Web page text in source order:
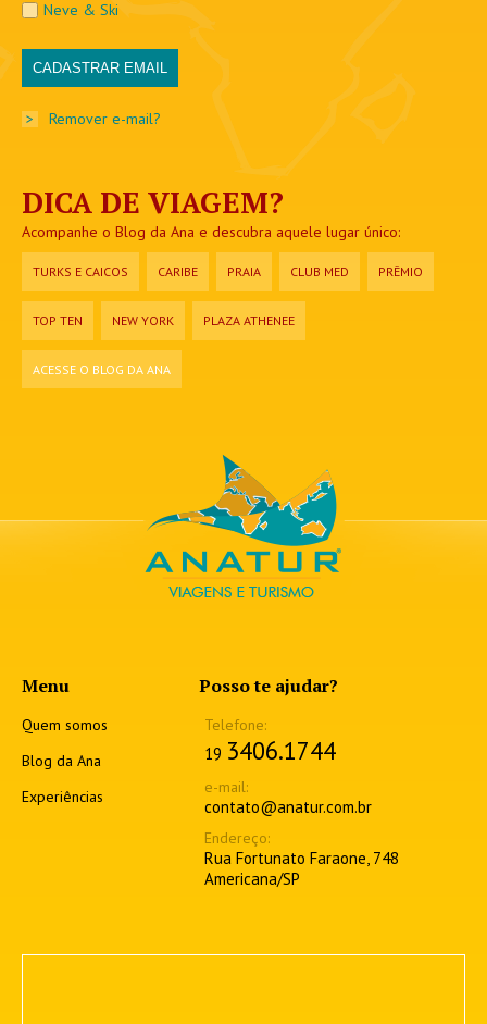
Neve & Ski
> Remover e-mail?
DICA DE VIAGEM?
Acompanhe o Blog da Ana e descubra aquele lugar único:
TURKS E CAICOS CARIBE PRAIA CLUB MED PRÊMIO
TOP TEN NEW YORK PLAZA ATHENEE
ACESSE O BLOG DA ANA
Menu
Quem somos
Blog da Ana
Experiências
Posso te ajudar?
19 3406.1744
contato@anatur.com.br
Rua Fortunato Faraone, 748
Americana/SP